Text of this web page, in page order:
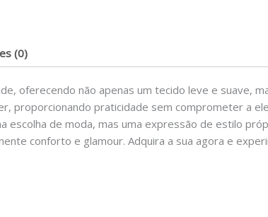
(0)
oferecendo não apenas um tecido leve e suave,
proporcionando praticidade sem comprometer a
escolha de moda, mas uma expressão de estilo
conforto e glamour. Adquira a sua agora e